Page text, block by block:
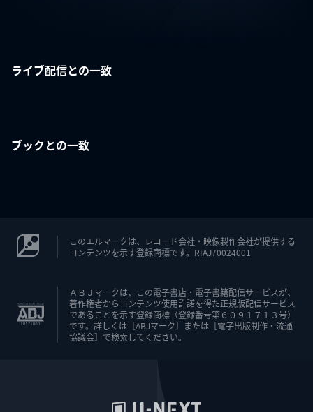
ライブ配信との一致
ブックとの一致
このエルマークは、レコード会社・映像製作会社が提供する
コンテンツを示す登録商標です。RIAJ70024001
ＡＢＪマークは、この電子書店・電子書籍配信サービスが、
著作権者からコンテンツ使用許諾を得た正規版配信サービス
であることを示す登録商標（登録番号第６０９１７１３号）
です。詳しくは［ABJマーク］または［電子出版制作・流通
協議会］で検索してください。